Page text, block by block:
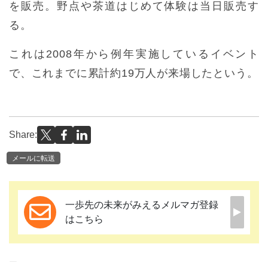
を販売。野点や茶道はじめて体験は当日販売す
る。
これは2008年から例年実施しているイベント
で、これまでに累計約19万人が来場したという。
Share:
メールに転送
一歩先の未来がみえるメルマガ登録
はこちら